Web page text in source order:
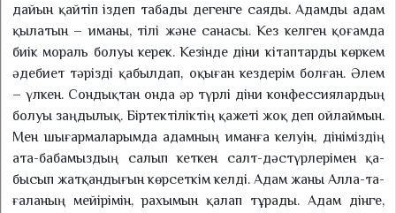
дайын қайтіп іздеп табады дегенге саяды. Адамды адам
қылатын – иманы, тілі және санасы. Кез келген қоғамда
биік мораль болуы керек. Кезінде діни кітап­тарды көркем
әдебиет тәрізді қабылдап, оқыған кездерім болған. Әлем
– үлкен. Сондықтан онда әр түрлі діни конфе­с­сия­лардың
болуы заңдылық. Бір­тектіліктің қажеті жоқ деп ойлаймын.
Мен шығармаларымда адамның иманға келуін, діні­міздің
ата-бабамыздың салып кеткен салт-дәстүрлерімен қа­
бысып жатқандығын көрсеткім келді. Адам жаны Алла-та­
ға­ланың мейірімін, рахымын қалап тұрады. Адам дінге,